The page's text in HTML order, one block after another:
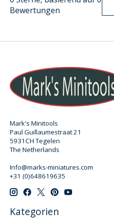
Bewertungen
Mark's Minitools
Paul Guillaumestraat 21
5931CH Tegelen
The Netherlands
Info@marks-miniatures.com
+31 (0)648619635
Kategorien